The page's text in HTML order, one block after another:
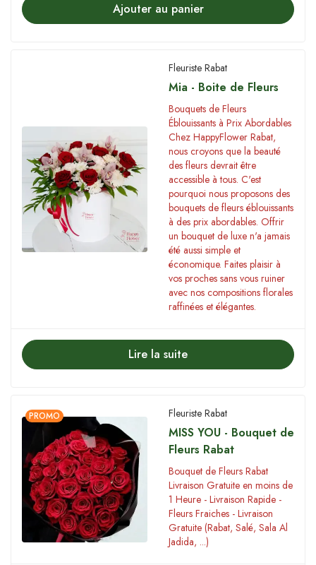
Ajouter au panier
Fleuriste Rabat
Mia - Boite de Fleurs
Bouquets de Fleurs
Éblouissants à Prix Abordables
Chez HappyFlower Rabat,
nous croyons que la beauté
des fleurs devrait être
accessible à tous. C'est
pourquoi nous proposons des
bouquets de fleurs éblouissants
à des prix abordables. Offrir
un bouquet de luxe n'a jamais
été aussi simple et
économique. Faites plaisir à
vos proches sans vous ruiner
avec nos compositions florales
raffinées et élégantes.
Lire la suite
PROMO Fleuriste Rabat
MISS YOU - Bouquet de
Fleurs Rabat
Bouquet de Fleurs Rabat
Livraison Gratuite en moins de
1 Heure - Livraison Rapide -
Fleurs Fraiches - Livraison
Gratuite (Rabat, Salé, Sala Al
Jadida, ...)